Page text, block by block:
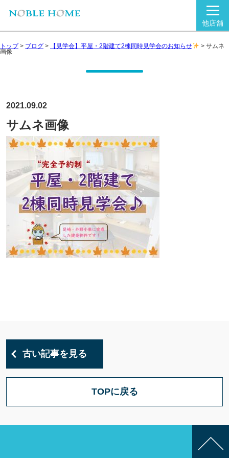
他店舗
トップ> ブログ > 【見学会】平屋・2階建て2棟同時見学会のお知らせ > サムネ
画像
2021.09.02
サムネ画像
古い記事を見る
TOPに戻る